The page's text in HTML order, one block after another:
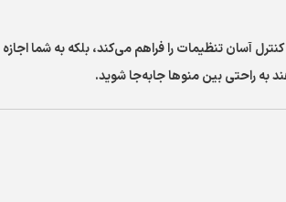
آسان تنظیمات را فراهم می‌کند، بلکه به شما
به راحتی بین منوها جابه‌جا شوید.